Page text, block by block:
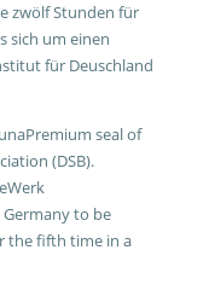
zwölf Stunden für
sich um einen
für Deuschland
seal of
(DSB).
to be
the fifth time in a